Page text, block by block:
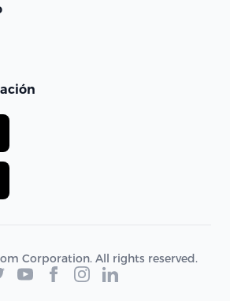
Corporation. All rights reserved.